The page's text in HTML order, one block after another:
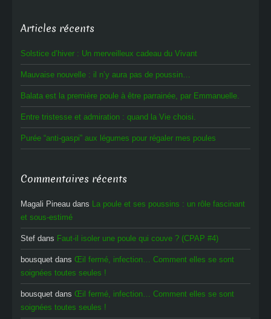
Articles récents
Solstice d’hiver : Un merveilleux cadeau du Vivant
Mauvaise nouvelle : il n’y aura pas de poussin…
Balata est la première poule à être parrainée, par Emmanuelle.
Entre tristesse et admiration : quand la Vie choisi.
Purée “anti-gaspi” aux légumes pour régaler mes poules
Commentaires récents
Magali Pineau dans La poule et ses poussins : un rôle fascinant
et sous-estimé
Stef dans Faut-il isoler une poule qui couve ? (CPAP #4)
bousquet dans Œil fermé, infection… Comment elles se sont
soignées toutes seules !
bousquet dans Œil fermé, infection… Comment elles se sont
soignées toutes seules !